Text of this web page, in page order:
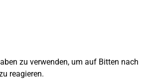
zu verwenden, um auf Bitten nach
reagieren.